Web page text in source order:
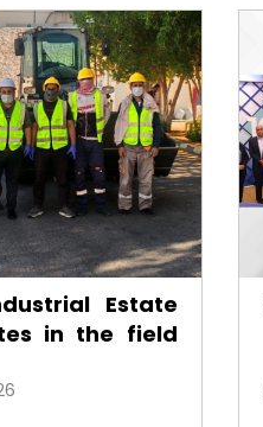
Estate
in the field
to clean the